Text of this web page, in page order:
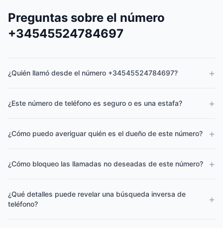
Preguntas sobre el número
+34545524784697
¿Quién llamó desde el número +34545524784697? +
¿Este número de teléfono es seguro o es una estafa? +
¿Cómo puedo averiguar quién es el dueño de este número? +
¿Cómo bloqueo las llamadas no deseadas de este número? +
¿Qué detalles puede revelar una búsqueda inversa de
teléfono?
+